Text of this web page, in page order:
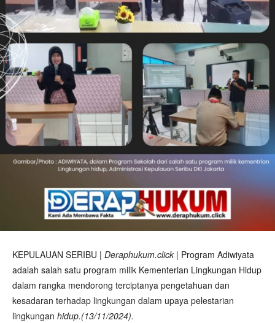
KEPULAUAN SERIBU | Deraphukum.click | Program Adiwiyata
adalah salah satu program milik Kementerian Lingkungan Hidup
dalam rangka mendorong terciptanya pengetahuan dan
kesadaran terhadap lingkungan dalam upaya pelestarian
lingkungan hidup.(13/11/2024).